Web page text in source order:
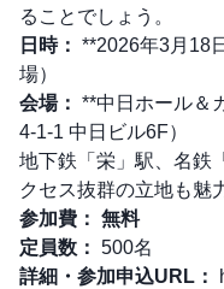
ることでしょう。
日時： **2026年3月18
場）
会場： **中日ホール＆
4-1-1 中日ビル6F）
地下鉄「栄」駅、名鉄
クセス抜群の立地も魅
参加費： 無料
定員数： 500名
詳細・参加申込URL：